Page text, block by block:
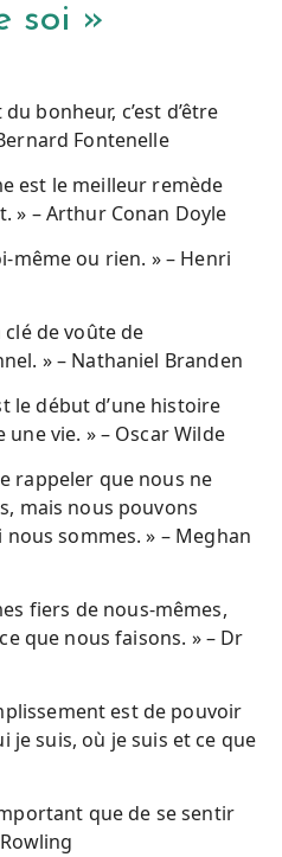
soi »
bonheur, c’est d’être
Fontenelle
est le meilleur remède
» – Arthur Conan Doyle
même ou rien. » – Henri
clé de voûte de
» – Nathaniel Branden
le début d’une histoire
vie. » – Oscar Wilde
rappeler que nous ne
mais nous pouvons
sommes. » – Meghan
fiers de nous-mêmes,
que nous faisons. » – Dr
est de pouvoir
je suis, où je suis et ce que
que de se sentir